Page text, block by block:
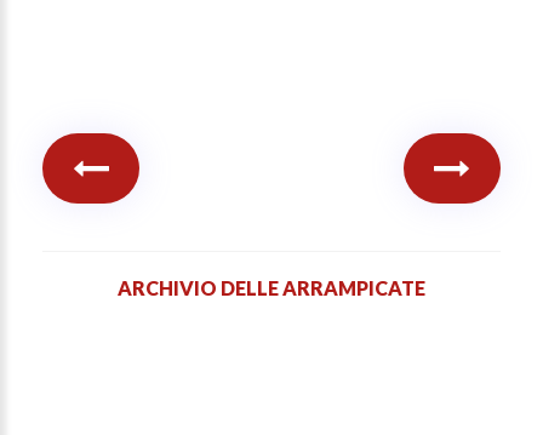
ARCHIVIO DELLE ARRAMPICATE